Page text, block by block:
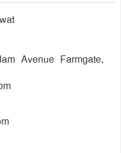
Avenue Farmgate,